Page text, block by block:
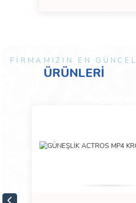
FİRMAMIZIN EN GÜNCEL
ÜRÜNLERİ